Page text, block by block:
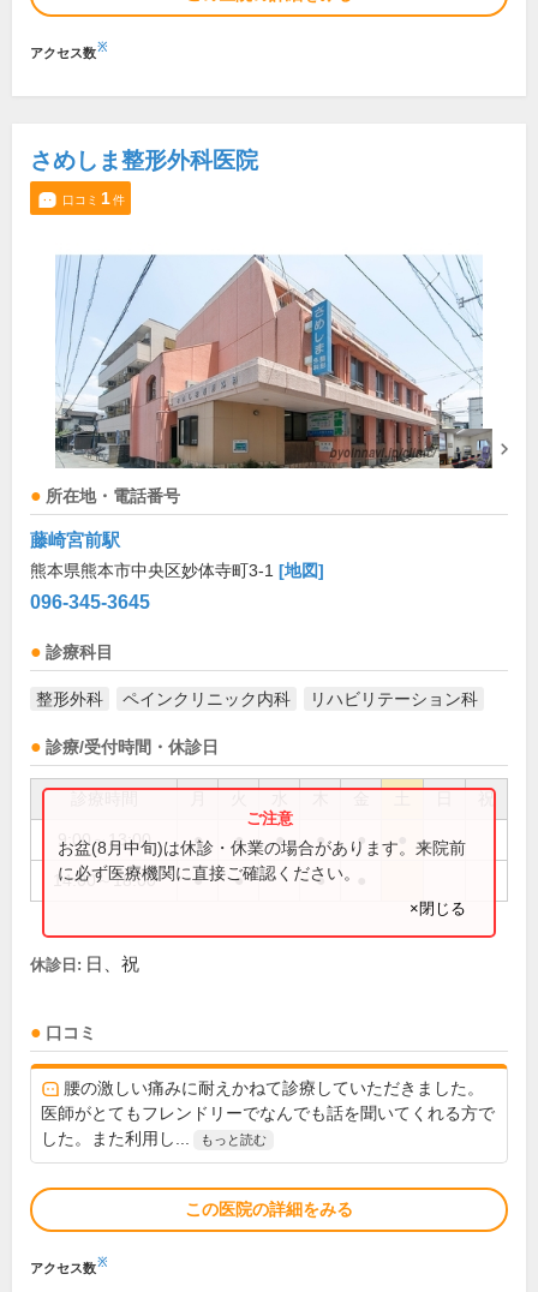
アクセス数※
さめしま整形外科医院
口コミ 1件
所在地・電話番号
藤崎宮前駅
熊本県熊本市中央区妙体寺町3-1 [地図]
096-345-3645
診療科目
整形外科 ペインクリニック内科 リハビリテーション科
診療/受付時間・休診日
祝
9:00～13:00 ● ● ● ● ●
14:00～18:00 ● ● ●
お盆(8月中旬)は休診・休業の場合があります。来院前
に必ず医療機関に直接ご確認ください。
×閉じる
休診日: 日、祝
口コミ
腰の激しい痛みに耐えかねて診療していただきました。
医師がとてもフレンドリーでなんでも話を聞いてくれる方で
した。また利用し...
もっと読む
この医院の詳細をみる
アクセス数※